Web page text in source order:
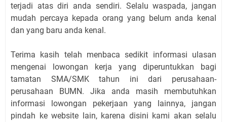
terjadi atas diri anda sendiri. Selalu waspada, jangan
mudah percaya kepada orang yang belum anda kenal
dan yang baru anda kenal.
Terima kasih telah menbaca sedikit informasi ulasan
mengenai lowongan kerja yang diperuntukkan bagi
tamatan SMA/SMK tahun ini dari perusahaan-
perusahaan BUMN. Jika anda masih membutuhkan
informasi lowongan pekerjaan yang lainnya, jangan
pindah ke website lain, karena disini kami akan selalu